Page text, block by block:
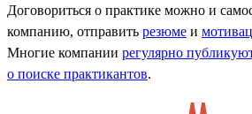
Договориться о практике можно и
компанию, отправить резюме и
Многие компании регулярно
о поиске практикантов.